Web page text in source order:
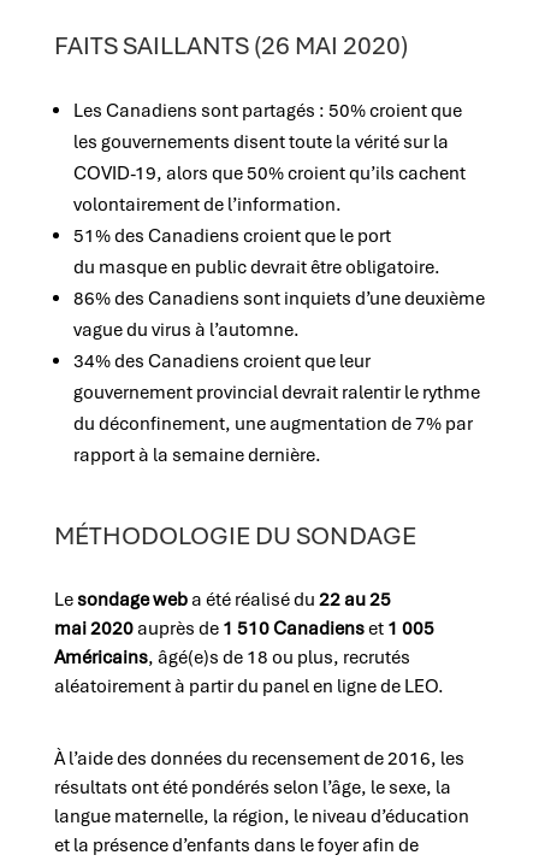
FAITS SAILLANTS(26 MAI 2020)
Les Canadiens sont partagés : 50% croient que
les gouvernements disent toute la vérité sur la
COVID-19, alors que 50% croient qu’ils cachent
volontairement de l’information.
51% des Canadiens croient que le port
du masque en public devrait être obligatoire.
86% des Canadiens sont inquiets d’une deuxième
vague du virus à l’automne.
34% des Canadiens croient que leur
gouvernement provincial devrait ralentir le rythme
du déconfinement, une augmentation de 7% par
rapport à la semaine dernière.
MÉTHODOLOGIE DU SONDAGE
Lesondage weba été réalisé du 22 au 25
mai2020auprès de 1 510 Canadienset 1 005
Américains, âgé(e)s de 18 ou plus, recrutés
aléatoirement à partir du panel en ligne de LEO.
À l’aide des données du recensement de 2016, les
résultats ont été pondérés selon l’âge, le sexe, la
langue maternelle, la région, le niveau d’éducation
et la présence d’enfants dans le foyer afin de